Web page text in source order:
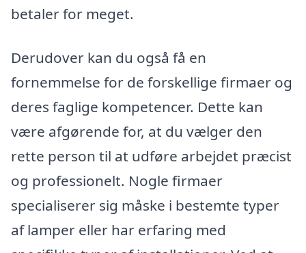
betaler for meget.
Derudover kan du også få en
fornemmelse for de forskellige firmaer og
deres faglige kompetencer. Dette kan
være afgørende for, at du vælger den
rette person til at udføre arbejdet præcist
og professionelt. Nogle firmaer
specialiserer sig måske i bestemte typer
af lamper eller har erfaring med